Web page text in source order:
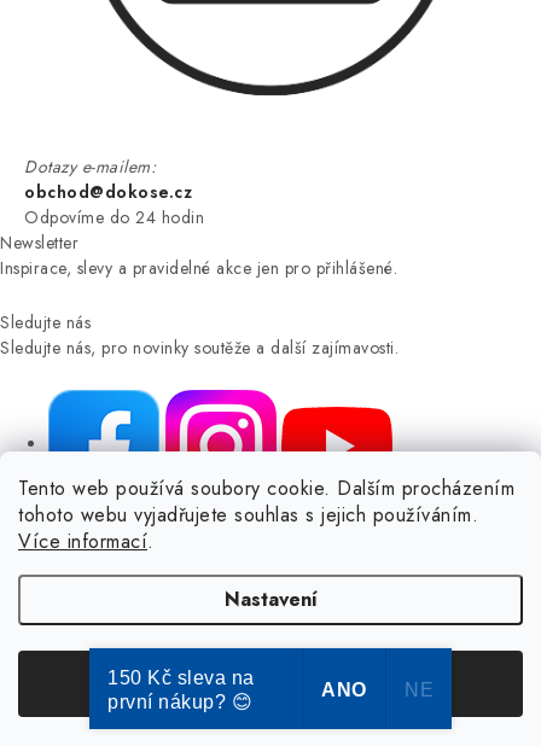
Tento web používá soubory cookie. Dalším procházením
tohoto webu vyjadřujete souhlas s jejich používáním.
Více informací.
Nastavení
Souhlasím
Dotazy e-mailem:
obchod@dokose.cz
Odpovíme do 24 hodin
Newsletter
Inspirace, slevy a pravidelné akce jen pro přihlášené.
Sledujte nás
Sledujte nás, pro novinky soutěže a další zajímavosti.
NIKARO, s.r.o.
- Dokoše.cz, Veselka 48, 259 01 Olbramovice -
Votice, ČESKÁ REPUBLIKA
Podle zákona o evidenci tržeb je prodávající povinen vystavit
Zároveň je povinen zaevidovat přijatou tržbu u správce daně online; v
případě technického výpadku pak nejpozději do 48 hodin.
© Copyright 2004-2024 Dokose.cz | webdesign 2bcreative.cz
150 Kč sleva na
první nákup? 😊
ANO NE